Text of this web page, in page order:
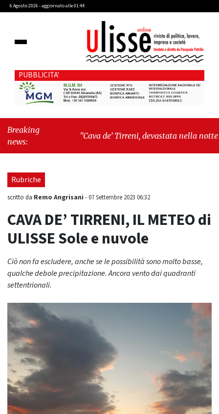
6 Agosto 2026 - aggiornato alle 01:44
PUBBLICITA'
Breaking
news:
"Cava de’ Tirreni, devastata nella notte la
Rubriche
scritto da Remo Angrisani -07 Settembre 2023 06:32
CAVA DE’ TIRRENI, IL METEO di
ULISSE Sole e nuvole
Ciò non fa escludere, anche se le possibilità sono molto basse,
qualche debole precipitazione. Ancora vento dai quadranti
settentrionali.